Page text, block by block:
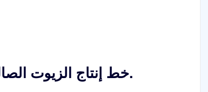
خط إنتاج الزيوت الصالحة للأكل آلة عصر الزيت.